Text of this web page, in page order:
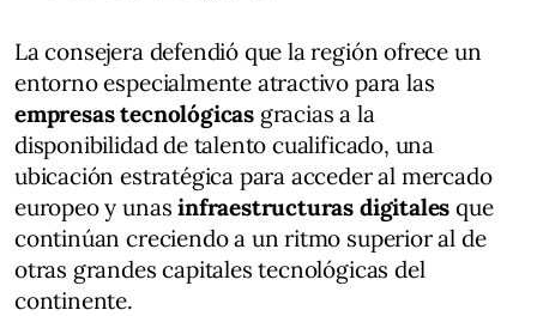
La consejera defendió que la región ofrece un
entorno especialmente atractivo para las
empresas tecnológicas gracias a la
disponibilidad de talento cualificado, una
ubicación estratégica para acceder al mercado
europeo y unasinfraestructuras digitales que
continúan creciendo a un ritmo superior al de
otras grandes capitales tecnológicas del
continente.